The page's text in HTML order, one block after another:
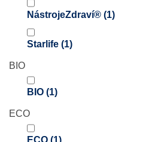
NástrojeZdraví® (1)
Starlife (1)
BIO
BIO (1)
ECO
ECO (1)